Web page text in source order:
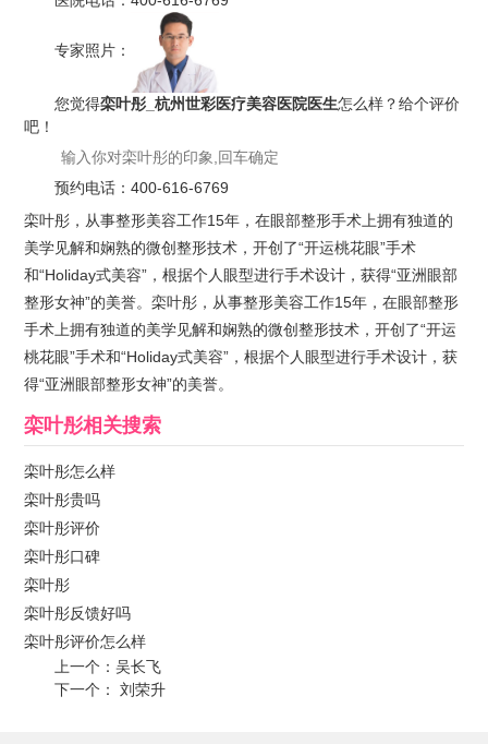
专家照片：
您觉得栾叶彤_杭州世彩医疗美容医院医生怎么样？给个评价
吧！
预约电话：400-616-6769
栾叶彤，从事整形美容工作15年，在眼部整形手术上拥有独道的
美学见解和娴熟的微创整形技术，开创了“开运桃花眼”手术
和“Holiday式美容”，根据个人眼型进行手术设计，获得“亚洲眼部
整形女神”的美誉。栾叶彤，从事整形美容工作15年，在眼部整形
手术上拥有独道的美学见解和娴熟的微创整形技术，开创了“开运
桃花眼”手术和“Holiday式美容”，根据个人眼型进行手术设计，获
得“亚洲眼部整形女神”的美誉。
栾叶彤相关搜索
栾叶彤怎么样
栾叶彤贵吗
栾叶彤评价
栾叶彤口碑
栾叶彤
栾叶彤反馈好吗
栾叶彤评价怎么样
上一个：吴长飞
下一个：
刘荣升